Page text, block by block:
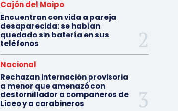
Cajón del Maipo
Encuentran con vida a pareja
desaparecida: se habían
quedado sin batería en sus
teléfonos
Nacional
Rechazan internación provisoria
a menor que amenazó con
destornillador a compañeros de
Liceo y a carabineros